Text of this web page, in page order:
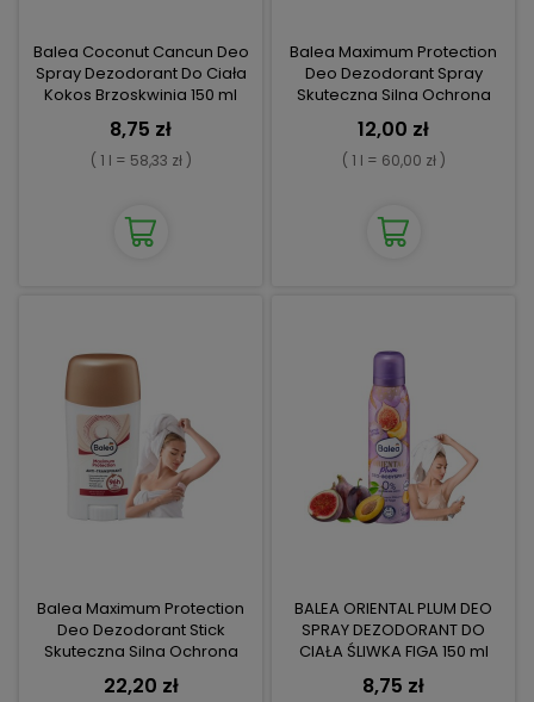
Balea Coconut Cancun Deo
Spray Dezodorant Do Ciała
Kokos Brzoskwinia 150 ml
8,75 zł
( 1 l = 58,33 zł )
Balea Maximum Protection
Deo Dezodorant Spray
Skuteczna Silna Ochrona
96h
12,00 zł
( 1 l = 60,00 zł )
Balea Maximum Protection
Deo Dezodorant Stick
Skuteczna Silna Ochrona
96h
22,20 zł
BALEA ORIENTAL PLUM DEO
SPRAY DEZODORANT DO
CIAŁA ŚLIWKA FIGA 150 ml
8,75 zł